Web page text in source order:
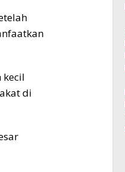
di